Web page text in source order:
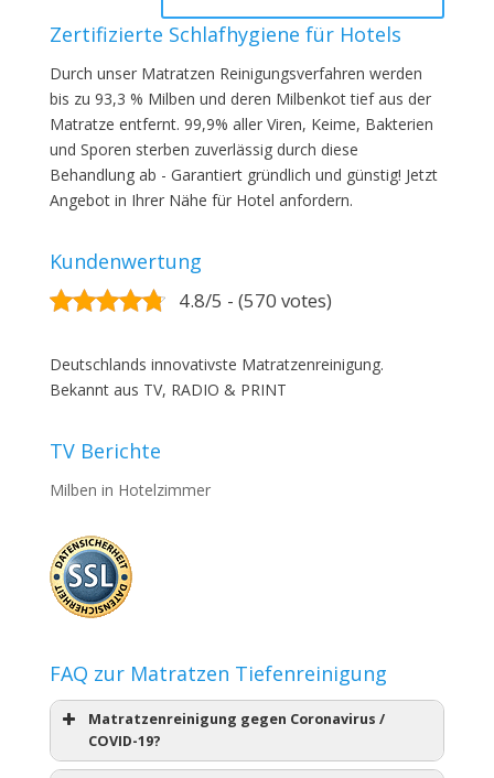
Zertifizierte Schlafhygiene für Hotels
Durch unser Matratzen Reinigungsverfahren werden
bis zu 93,3 % Milben und deren Milbenkot tief aus der
Matratze entfernt. 99,9% aller Viren, Keime, Bakterien
und Sporen sterben zuverlässig durch diese
Behandlung ab - Garantiert gründlich und günstig! Jetzt
Angebot in Ihrer Nähe für Hotel anfordern.
Kundenwertung
4.8/5 - (570 votes)
Deutschlands innovativste Matratzenreinigung.
Bekannt aus TV, RADIO & PRINT
TV Berichte
Milben in Hotelzimmer
FAQ zur Matratzen Tiefenreinigung
Matratzenreinigung gegen Coronavirus /
COVID-19?